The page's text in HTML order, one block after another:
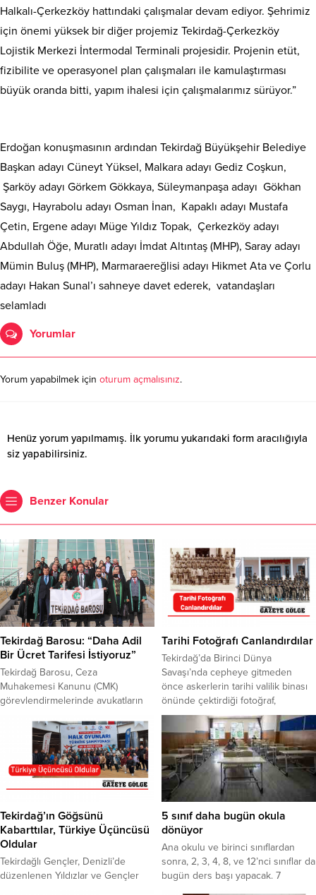
Halkalı-Çerkezköy hattındaki çalışmalar devam ediyor. Şehrimiz
için önemi yüksek bir diğer projemiz Tekirdağ-Çerkezköy
Lojistik Merkezi İntermodal Terminali projesidir. Projenin etüt,
fizibilite ve operasyonel plan çalışmaları ile kamulaştırması
büyük oranda bitti, yapım ihalesi için çalışmalarımız sürüyor.”
Erdoğan konuşmasının ardından Tekirdağ Büyükşehir Belediye
Başkan adayı Cüneyt Yüksel, Malkara adayı Gediz Coşkun,
Şarköy adayı Görkem Gökkaya, Süleymanpaşa adayı Gökhan
Saygı, Hayrabolu adayı Osman İnan, Kapaklı adayı Mustafa
Çetin, Ergene adayı Müge Yıldız Topak, Çerkezköy adayı
Abdullah Öğe, Muratlı adayı İmdat Altıntaş (MHP), Saray adayı
Mümin Buluş (MHP), Marmaraereğlisi adayı Hikmet Ata ve Çorlu
adayı Hakan Sunal’ı sahneye davet ederek, vatandaşları
selamladı
Yorumlar
Yorum yapabilmek için oturum açmalısınız.
Henüz yorum yapılmamış. İlk yorumu yukarıdaki form aracılığıyla
siz yapabilirsiniz.
Benzer Konular
Tekirdağ Barosu: “Daha Adil
Bir Ücret Tarifesi İstiyoruz”
Tekirdağ Barosu, Ceza
Muhakemesi Kanunu (CMK)
görevlendirmelerinde avukatların
daha adil bir ücret tarifesi
çağrısında bulundu. Tekirdağ
Barosu Başkanı Av. Egemen
Gürcün, Tekirdağ Adliyesi önünde
yaptığı basın açıklamasında, Ceza
kapsamında müdafi ve vekillik
görevi yürüten avukatların
sorunlarına dikkat çekti. Gürcün,
CMK görevlendirmelerinde daha...
Tarihi Fotoğrafı Canlandırdılar
Tekirdağ’da Birinci Dünya
Savaşı’nda cepheye gitmeden
önce askerlerin tarihi valilik binası
önünde çektirdiği fotoğraf,
komandolar tarafından canlandırıldı.
Turizm Haftası etkinlikleri
kapsamında Tekirdağ İl Kültür ve
Turizm Müdürlüğü tarafından
düzenlenecek olan fotoğraf sergisi
için arşivden çıkarılan tarihi
fotoğraf,
İl Jandarma Komutanlığı’nda görevli
47 komando tarafından tekrar
canlandırıldı. Tekirdağ Valisi Aziz
Yıldırım, İl Jandarma
Komutanı Albay Ahmet...
Tekirdağ’ın Göğsünü
Kabarttılar, Türkiye Üçüncüsü
Oldular
Tekirdağlı Gençler, Denizli’de
düzenlenen Yıldızlar ve Gençler
5 sınıf daha bugün okula
dönüyor
Ana okulu ve birinci sınıflardan
sonra, 2, 3, 4, 8, ve 12’nci sınıflar da
bugün ders başı yapacak. 7